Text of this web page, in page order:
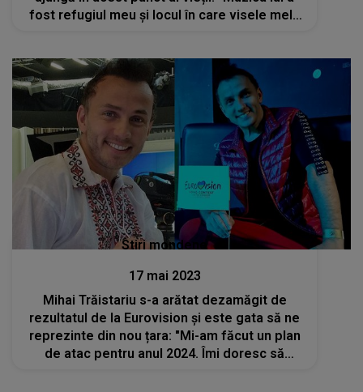
fost refugiul meu și locul în care visele mele
Stiri mondene
17 mai 2023
Mihai Trăistariu s-a arătat dezamăgit de
rezultatul de la Eurovision și este gata să ne
reprezinte din nou țara: "Mi-am făcut un plan
de atac pentru anul 2024. Îmi doresc să